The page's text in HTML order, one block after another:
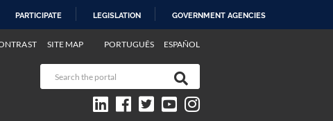
PARTICIPATE LEGISLATION GOVERNMENT AGENCIES
PORTUGUÊS ESPAÑOL
SITE MAP